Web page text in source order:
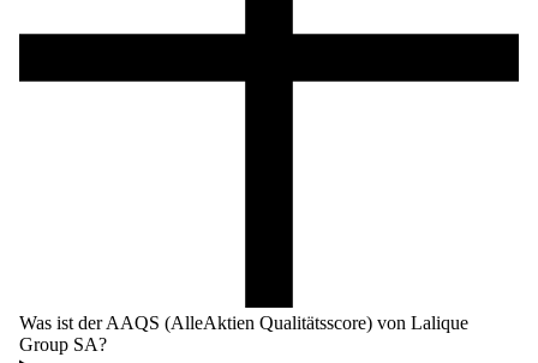
Was ist der AAQS (AlleAktien Qualitätsscore) von Lalique
Group SA?